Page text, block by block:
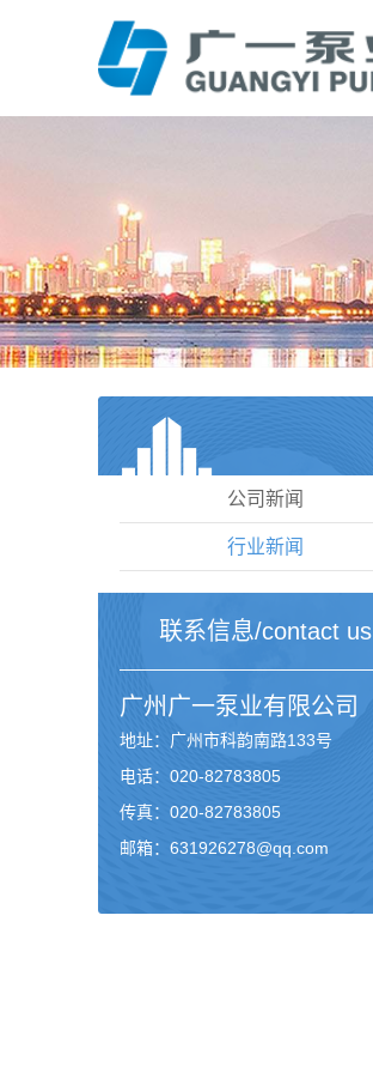
公司新闻
行业新闻
联系信息/contact us
广州 广一泵业有限公司
地址：广州市科韵南路133号
电话：020-82783805
传真：020-82783805
邮箱：631926278@qq.com